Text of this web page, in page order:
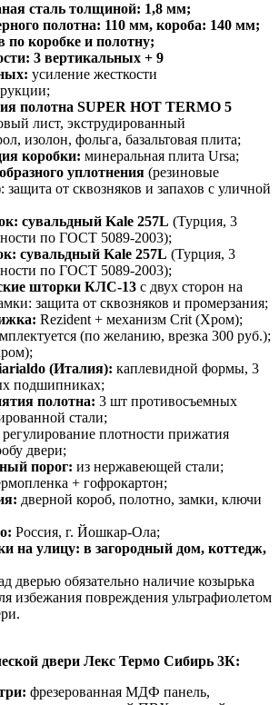
сталь толщиной: 1,8 мм;
полотна: 110 мм, короба: 140 мм;
по коробке и полотну;
3 вертикальных + 9
усиление жесткости
полотна SUPER НОТ ТЕRМО 5
лист, экструдированный
изолон, фольга, базальтовая плита;
коробки: минеральная плита Ursa;
уплотнения (резиновые
защита от сквозняков и запахов с уличной
сувальдный Kale 257L (Турция, 3
по ГОСТ 5089-2003);
сувальдный Kale 257L (Турция, 3
по ГОСТ 5089-2003);
шторки КЛС-13 с двух сторон на
защита от сквозняков и промерзания;
Rezident + механизм Crit (Хром);
(по желанию, врезка 300 руб.);
(Италия): каплевидной формы, 3
подшипниках;
полотна: 3 шт противосъемных
стали;
регулирование плотности прижатия
двери;
порог: из нержавеющей стали;
+ гофрокартон;
дверной короб, полотно, замки, ключи
Россия, г. Йошкар-Ола;
на улицу: в загородный дом, коттедж,
дверью обязательно наличие козырька
избежания повреждения ультрафиолетом
двери Лекс Термо Сибирь 3К:
фрезерованная МДФ панель,